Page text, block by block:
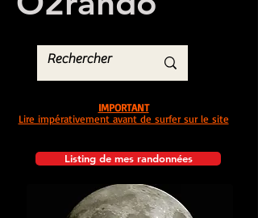
Listing de mes randonnées
IMPORTANT
Lire impérativement avant de surfer sur le site